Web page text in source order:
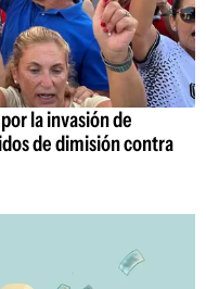
la invasión de
de dimisión contra